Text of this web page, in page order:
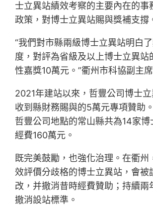
士立異站績效考察的主要內在的事
政策，對博士立異站賜與獎補支撐
“我們對市縣兩級博士立異站明白
度，對評為省級及以上博士立異站
性嘉獎10萬元。”衢州市科協副主
2021年建站以來，哲豐公司博士
收到縣財務賜與的5萬元專項贊助
哲豐公司地點的常山縣共為14家博
經費160萬元。
既完美鼓勵，也強化治理。在衢州
效評價分歧格的博士立異站，會被
改，并撤消昔時經費贊助；持續兩
撤消設站標準。